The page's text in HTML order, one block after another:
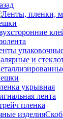
и
укрывная
лента
пленка